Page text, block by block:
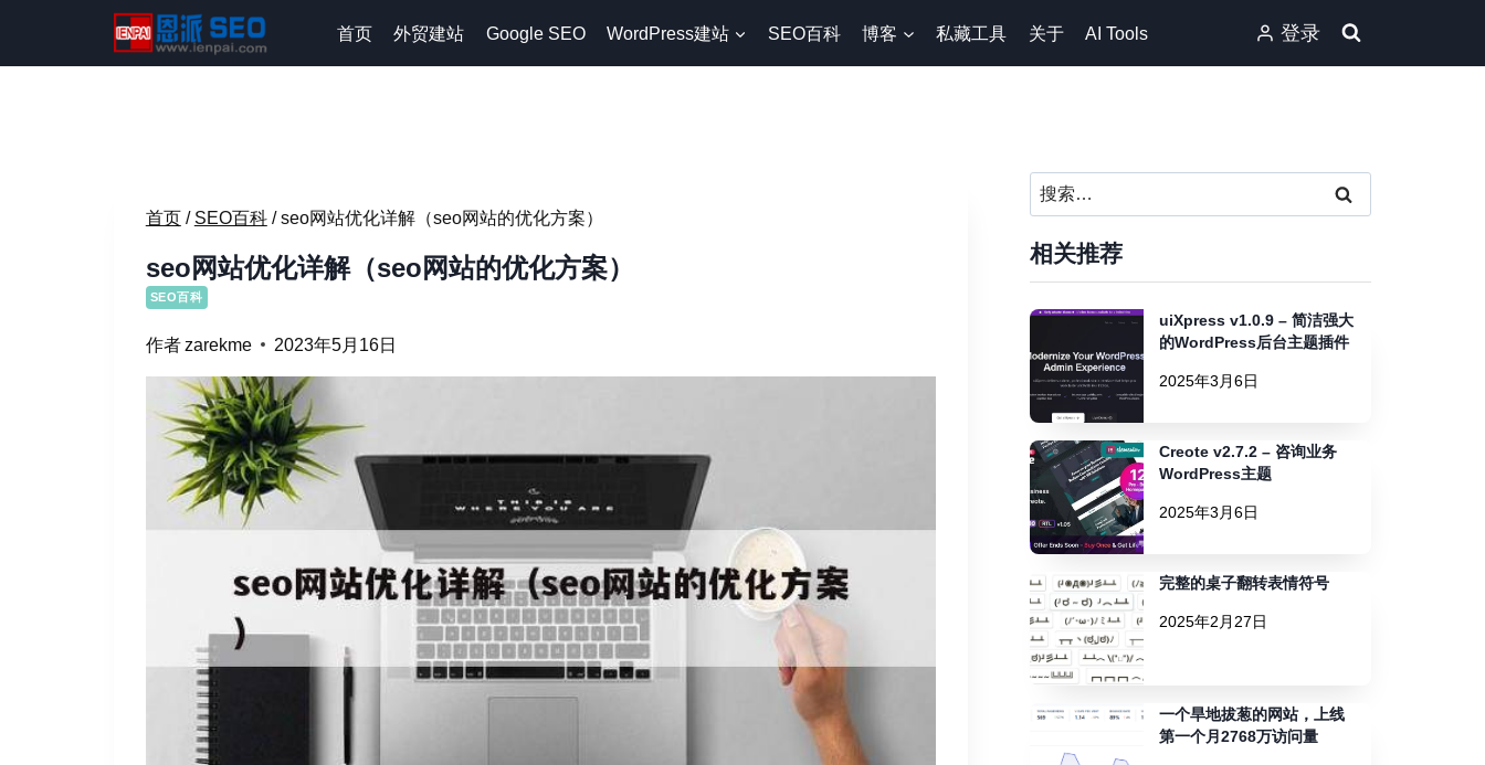
内
首页 外贸建站 Google SEO WordPress建站 SEO百科 博客 私藏工具 关于 AI Tools 登录
首页 / SEO百科 / seo网站优化详解（seo网站的优化方案）
seo网站优化详解（seo网站的优化方案）
SEO百科
作者zarekme 2023年5月16日
搜
索：
相关推荐
uiXpress v1.0.9 – 简洁强大
的WordPress后台主题插件
2025年3月6日
Creote v2.7.2 – 咨询业务
WordPress主题
2025年3月6日
完整的桌子翻转表情符号
2025年2月27日
一个旱地拔葱的网站，上线
第一个月2768万访问量